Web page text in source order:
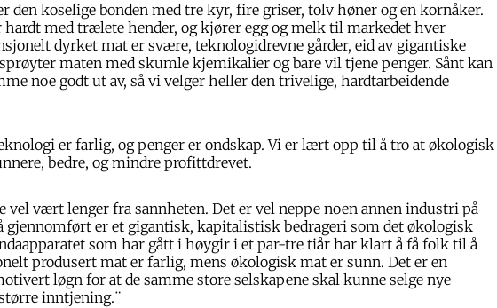
den koselige bonden med tre kyr, fire griser, tolv høner og en kornåker.
hardt med trælete hender, og kjører egg og melk til markedet hver
dyrket mat er svære, teknologidrevne gårder, eid av gigantiske
maten med skumle kjemikalier og bare vil tjene penger. Sånt kan
noe godt ut av, så vi velger heller den trivelige, hardtarbeidende
er farlig, og penger er ondskap. Vi er lært opp til å tro at økologisk
bedre, og mindre profittdrevet.
vel vært lenger fra sannheten. Det er vel neppe noen annen industri på
gjennomført er et gigantisk, kapitalistisk bedrageri som det økologisk
som har gått i høygir i et par-tre tiår har klart å få folk til å
produsert mat er farlig, mens økologisk mat er sunn. Det er en
løgn for at de samme store selskapene skal kunne selge nye
inntjening.¨